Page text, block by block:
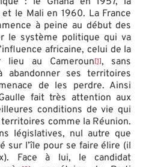
le Mali en 1960. La France
à peine au début des
le système politique qui va
africaine, celui de la
lieu au Cameroun[1], sans
ses territoires
de les perdre. Ainsi
fait très attention aux
conditions de vie qui
comme la Réunion.
législatives, nul autre que
sur l’île pour se faire élire (il
Face à lui, le candidat